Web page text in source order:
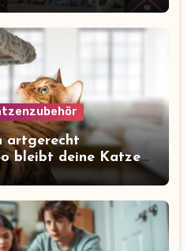
artgerecht
bleibt deine Katze